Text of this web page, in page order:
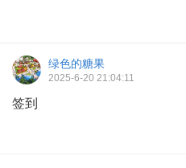
绿色的糖果
2025-6-20 21:04:11
签到